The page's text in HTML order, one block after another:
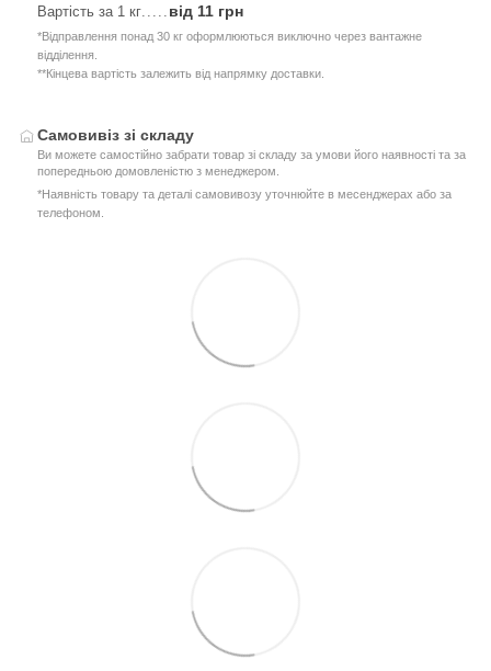
Вартість за 1 кг від 11 грн
*Відправлення понад 30 кг оформлюються виключно через вантажне
відділення.
**Кінцева вартість залежить від напрямку доставки.
Самовивіз зі складу
Ви можете самостійно забрати товар зі складу за умови його наявності та за
попередньою домовленістю з менеджером.
*Наявність товару та деталі самовивозу уточнюйте в месенджерах або за
телефоном.